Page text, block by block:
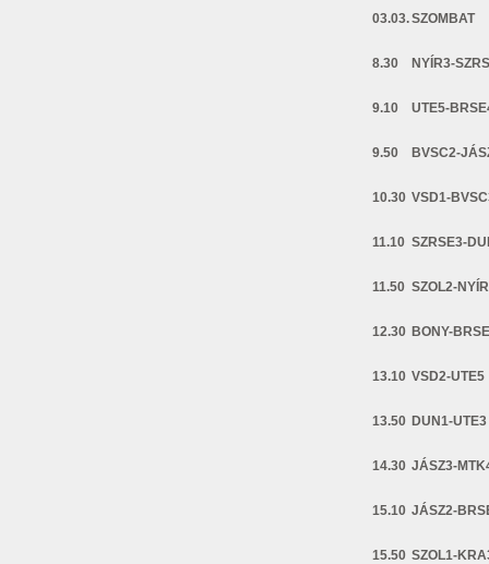
03.03.SZOMBAT
8.30 NYÍR3-
9.10 UTE5-
9.50 BVSC2-
10.30 VSD1-
11.10 SZRSE3-
11.50 SZOL2-
12.30 BONY-
13.10 VSD2-UTE5
13.50 DUN1-UTE3
14.30 JÁSZ3-
15.10 JÁSZ2-
15.50 SZOL1-